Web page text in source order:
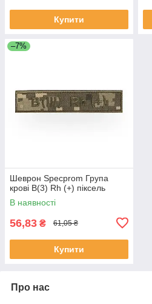
Купити
–7%
Шеврон Specprom Група
крові B(3) Rh (+) піксель
В наявності
56,83 ₴ 61,05 ₴
Купити
Про нас